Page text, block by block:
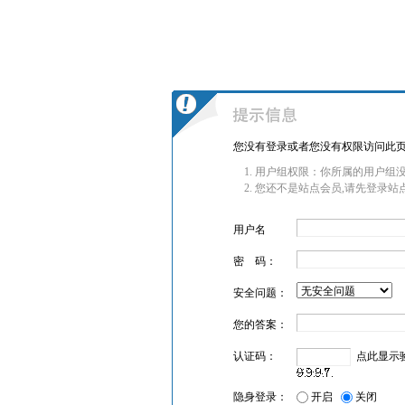
您没有登录或者您没有权限访问此
用户组权限：你所属的用户组
您还不是站点会员,请先登录站
用户名
密 码：
安全问题：
您的答案：
认证码： 点此显示
隐身登录： 开启 关闭